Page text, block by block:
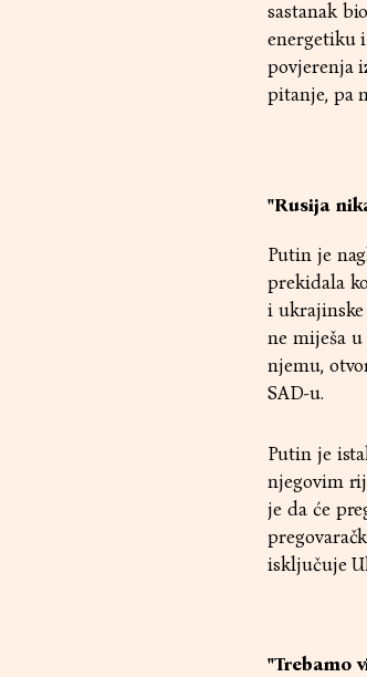
sastanak
energetiku
povjerenja
pitanje, pa
"Rusija
Putin je
prekidala
i
ne miješa
njemu,
SAD-u.
Putin je
njegovim
je da će
isključuje
"Trebamo